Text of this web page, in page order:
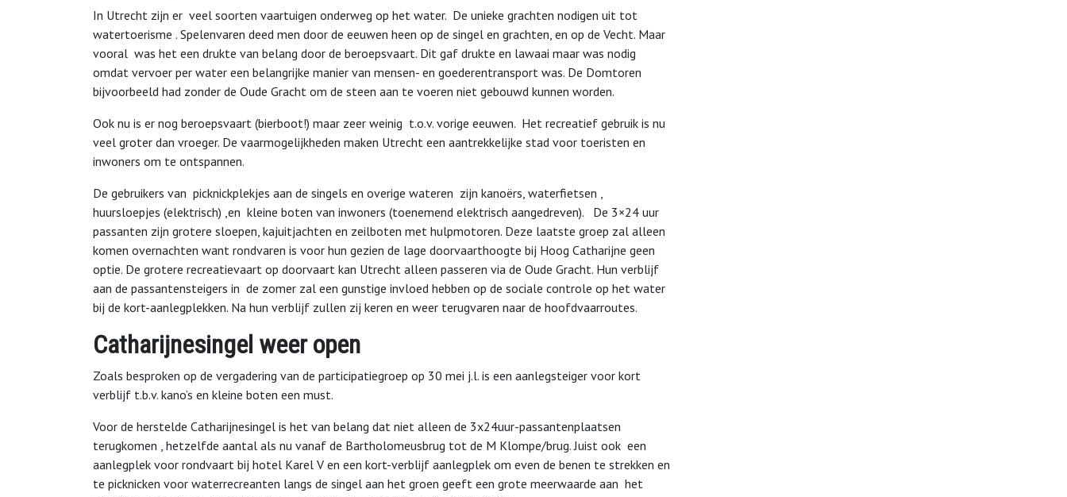
In Utrecht zijn er veel soorten vaartuigen onderweg op het water. De unieke grachten nodigen uit tot
watertoerisme . Spelenvaren deed men door de eeuwen heen op de singel en grachten, en op de Vecht. Maar
vooral was het een drukte van belang door de beroepsvaart. Dit gaf drukte en lawaai maar was nodig
omdat vervoer per water een belangrijke manier van mensen- en goederentransport was. De Domtoren
bijvoorbeeld had zonder de Oude Gracht om de steen aan te voeren niet gebouwd kunnen worden.
Ook nu is er nog beroepsvaart (bierboot!) maar zeer weinig t.o.v. vorige eeuwen. Het recreatief gebruik is nu
veel groter dan vroeger. De vaarmogelijkheden maken Utrecht een aantrekkelijke stad voor toeristen en
inwoners om te ontspannen.
De gebruikers van picknickplekjes aan de singels en overige wateren zijn kanoërs, waterfietsen ,
huursloepjes (elektrisch) ,en kleine boten van inwoners (toenemend elektrisch aangedreven). De 3×24 uur
passanten zijn grotere sloepen, kajuitjachten en zeilboten met hulpmotoren. Deze laatste groep zal alleen
komen overnachten want rondvaren is voor hun gezien de lage doorvaarthoogte bij Hoog Catharijne geen
optie. De grotere recreatievaart op doorvaart kan Utrecht alleen passeren via de Oude Gracht. Hun verblijf
aan de passantensteigers in de zomer zal een gunstige invloed hebben op de sociale controle op het water
bij de kort-aanlegplekken. Na hun verblijf zullen zij keren en weer terugvaren naar de hoofdvaarroutes.
Catharijnesingel weer open
Zoals besproken op de vergadering van de participatiegroep op 30 mei j.l. is een aanlegsteiger voor kort
verblijf t.b.v. kano’s en kleine boten een must.
Voor de herstelde Catharijnesingel is het van belang dat niet alleen de 3x24uur-passantenplaatsen
terugkomen , hetzelfde aantal als nu vanaf de Bartholomeusbrug tot de M Klompe/brug. Juist ook een
aanlegplek voor rondvaart bij hotel Karel V en een kort-verblijf aanlegplek om even de benen te strekken en
te picknicken voor waterrecreanten langs de singel aan het groen geeft een grote meerwaarde aan het